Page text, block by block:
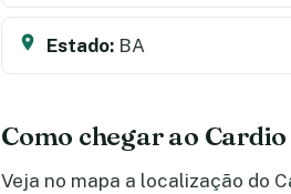
Estado: BA
Como chegar ao
Veja no mapa a localização do